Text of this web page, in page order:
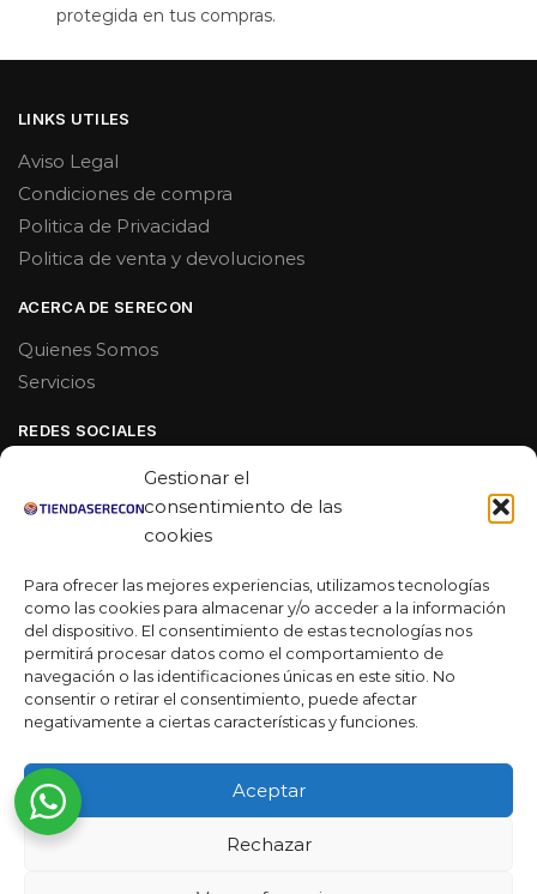
Gestionar el
consentimiento de las
cookies
Para ofrecer las mejores experiencias, utilizamos tecnologías
como las cookies para almacenar y/o acceder a la información
del dispositivo. El consentimiento de estas tecnologías nos
permitirá procesar datos como el comportamiento de
navegación o las identificaciones únicas en este sitio. No
consentir o retirar el consentimiento, puede afectar
negativamente a ciertas características y funciones.
Aceptar
Rechazar
protegida en tus compras.
LINKS UTILES
Aviso Legal
Condiciones de compra
Politica de Privacidad
Politica de venta y devoluciones
ACERCA DE SERECON
Quienes Somos
Servicios
REDES SOCIALES
Linkedin
MAS DE 50 RESEÑAS
★★★★★
La verdad es que fue una compra muy económica, la
día. ¡Estoy muy satisfecha con la atención al cliente y el
servicio!
Desarrollado por